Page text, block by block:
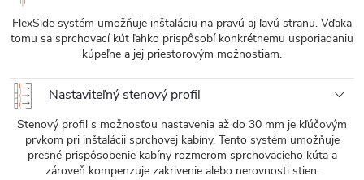
FlexSide systém umožňuje inštaláciu na pravú aj ľavú stranu. Vďaka
tomu sa sprchovací kút ľahko prispôsobí konkrétnemu usporiadaniu
kúpeľne a jej priestorovým možnostiam.
Nastaviteľný stenový profil
Stenový profil s možnosťou nastavenia až do 30 mm je kľúčovým
prvkom pri inštalácii sprchovej kabíny. Tento systém umožňuje
presné prispôsobenie kabíny rozmerom sprchovacieho kúta a
zároveň kompenzuje zakrivenie alebo nerovnosti stien.